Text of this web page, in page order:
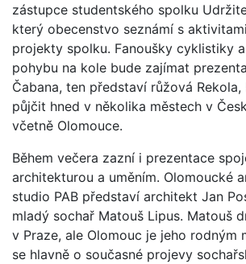
zástupce studentského spolku
který obecenstvo seznámí s
projekty spolku. Fanoušky cyklistiky
pohybu na kole bude zajímat
Čabana, ten představí růžová
půjčit hned v několika městech v
včetně Olomouce.
Během večera zazní i prezentace
architekturou a uměním. Olomoucké
studio PAB představí architekt Jan
mladý sochař Matouš Lipus. Matouš
v Praze, ale Olomouc je jeho rodným
se hlavně o současné projevy